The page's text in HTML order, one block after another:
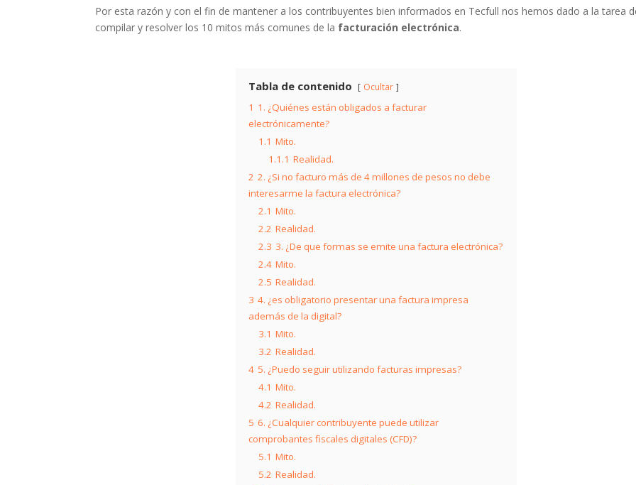
Por esta razón y con el fin de mantener a los contribuyentes bien informados en Tecfull nos hemos dado a la tarea
compilar y resolver los 10 mitos más comunes de la facturación electrónica.
Tabla de contenido Ocultar
1 1. ¿Quiénes están obligados a facturar
electrónicamente?
1.1 Mito.
1.1.1 Realidad.
2 2. ¿Si no facturo más de 4 millones de pesos no debe
interesarme la factura electrónica?
2.1 Mito.
2.2 Realidad.
2.3 3. ¿De que formas se emite una factura electrónica?
2.4 Mito.
2.5 Realidad.
3 4. ¿es obligatorio presentar una factura impresa
además de la digital?
3.1 Mito.
3.2 Realidad.
4 5. ¿Puedo seguir utilizando facturas impresas?
4.1 Mito.
4.2 Realidad.
5 6. ¿Cualquier contribuyente puede utilizar
comprobantes fiscales digitales (CFD)?
5.1 Mito.
5.2 Realidad.